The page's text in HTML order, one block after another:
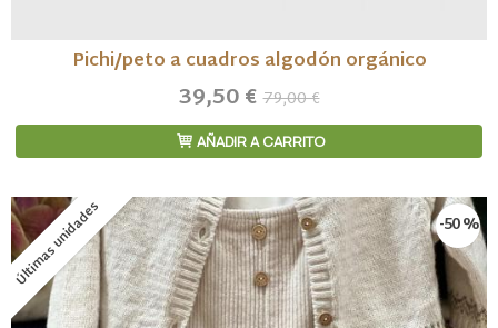
Pichi/peto a cuadros algodón orgánico
39,50 €79,00 €
AÑADIR A CARRITO
Últimas unidades -50 %